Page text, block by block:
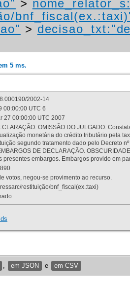
>
>
5 ms.
2002-14
00:00:00 UTC 6
27 00:00:00 UTC 2007
OMISSÃO DO JULGADO.
monetária do crédito tributário pela
segundo tratamento dado pelo Decreto
DE DECLARAÇÃO.
presentes embargos. Embargos provido em
votos, negou-se provimento ao recurso.
restituição/bnf_fiscal(ex.:taxi)
em JSON e em CSV